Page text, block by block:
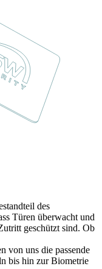
des
Türen überwacht und
geschützt sind. Ob
von uns die passende
bis hin zur Biometrie